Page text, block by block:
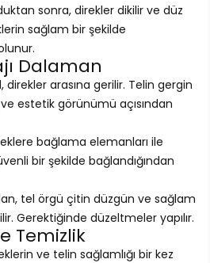
sonra, direkler dikilir ve düz
sağlam bir şekilde
Dalaman
arasına gerilir. Telin gergin
ve estetik görünümü açısından
bağlama elemanları ile
bir şekilde bağlandığından
tel örgü çitin düzgün ve sağlam
Gerektiğinde düzeltmeler yapılır.
Temizlik
ve telin sağlamlığı bir kez